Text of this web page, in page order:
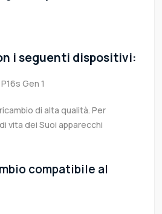
i seguenti dispositivi:
Gen 1
di alta qualità. Per
vita dei Suoi apparecchi
compatibile al